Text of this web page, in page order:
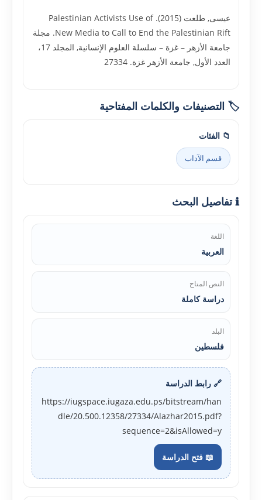
عيسى, طلعت (2015). Palestinian Activists Use of
New Media to Call to End the Palestinian Rift. مجلة
جامعة الأزهر – غزة – سلسلة العلوم الإنسانية, المجلد 17،
العدد الأول, جامعة الأزهر غزة. 27334
🏷️ التصنيفات والكلمات المفتاحية
📁 الفئات
قسم الآداب
ℹ️ تفاصيل البحث
اللغة
العربية
النص المتاح
دراسة كاملة
البلد
فلسطين
🔗 رابط الدراسة
https://iugspace.iugaza.edu.ps/bitstream/han
dle/20.500.12358/27334/Alazhar2015.pdf?
sequence=2&isAllowed=y
📖 فتح الدراسة